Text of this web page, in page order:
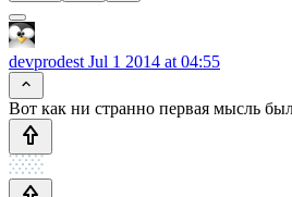
devprodest Jul 1 2014 at 04:55
Вот как ни странно первая мысль